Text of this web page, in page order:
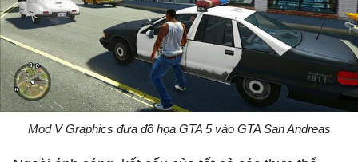
Mod V Graphics đưa đồ họa GTA 5 vào GTA San Andreas